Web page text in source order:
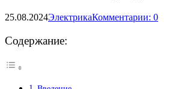
25.08.2024ЭлектрикаКомментарии: 0
Содержание: